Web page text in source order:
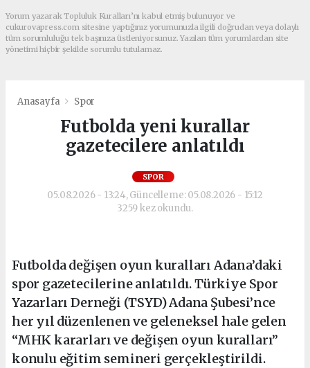
Yorum yazarak Topluluk Kuralları’nı kabul etmiş bulunuyor ve
cukurovapress.com sitesine yaptığınız yorumunuzla ilgili doğrudan veya dolaylı
tüm sorumluluğu tek başınıza üstleniyorsunuz. Yazılan tüm yorumlardan site
yönetimi hiçbir şekilde sorumlu tutulamaz.
Anasayfa Spor
Futbolda yeni kurallar
gazetecilere anlatıldı
SPOR
05.08.2026 - 13:24, Güncelleme: 05.08.2026 - 15:12
3259 kez okundu.
Futbolda değişen oyun kuralları Adana’daki
spor gazetecilerine anlatıldı. Türkiye Spor
Yazarları Derneği (TSYD) Adana Şubesi’nce
her yıl düzenlenen ve geleneksel hale gelen
“MHK kararları ve değişen oyun kuralları”
konulu eğitim semineri gerçekleştirildi.